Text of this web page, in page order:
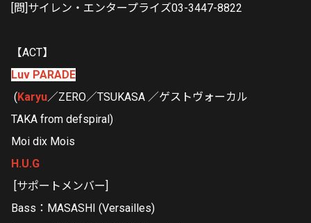
[問]サイレン・エンタープライズ03-3447-8822
【ACT】
Luv PARADE
( Karyu／ZERO／TSUKASA ／ゲストヴォーカル
TAKA from defspiral)
Moi dix Mois
H.U.G
[サポートメンバー]
Bass：MASASHI (Versailles)